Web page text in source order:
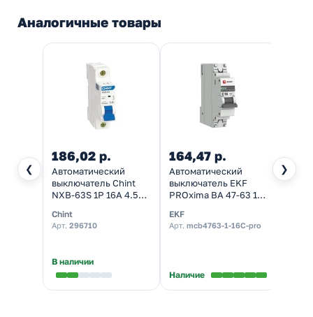
Аналогичные товары
❮ ❯
186,02 р.
Автоматический
выключатель Chint
NXB-63S 1P 16А 4.5kA
электрический)
Chint
Арт. 296710
В наличии
164,47 р.
Автоматический
выключатель EKF
PROxima ВА 47-63 1P
электрический)
EKF
Арт. mcb4763-1-16C-pro
Наличие